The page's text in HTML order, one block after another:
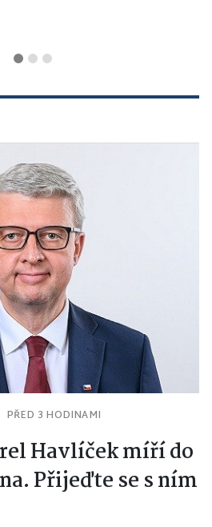
PŘED 3 HODINAMI
Havlíček míří do
Přijeďte se s ním